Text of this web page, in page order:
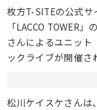
枚方T-SITEの公式
「LACCO TOWER
さんによるユニット
ックライブが開催さ
松川ケイスケさんは